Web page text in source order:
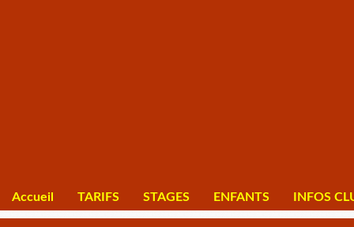
Accueil TARIFS STAGES ENFANTS INFOS